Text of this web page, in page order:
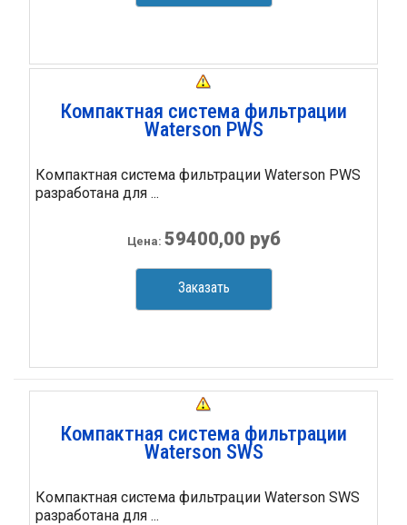
Компактная система фильтрации
Waterson PWS
Компактная система фильтрации Waterson РWS
разработана для ...
Цена: 59400,00 руб
Заказать
Компактная система фильтрации
Waterson SWS
Компактная система фильтрации Waterson SWS
разработана для ...